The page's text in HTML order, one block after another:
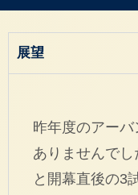
展望
昨年度のアー
ありませんで
と開幕直後の3